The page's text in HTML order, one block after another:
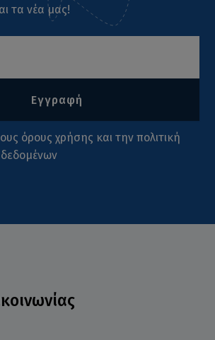
τα νέα μας!
Εγγραφή
όρους χρήσης και τηνπολιτική